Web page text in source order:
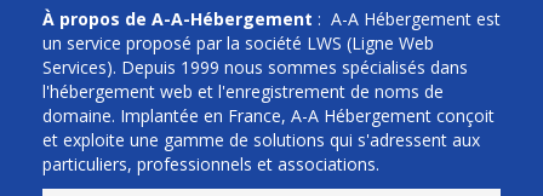
À propos de A-A-Hébergement : A-A Hébergement est
un service proposé par la société LWS (Ligne Web
Services). Depuis 1999 nous sommes spécialisés dans
l'hébergement web et l'enregistrement de noms de
domaine. Implantée en France, A-A Hébergement conçoit
et exploite une gamme de solutions qui s'adressent aux
particuliers, professionnels et associations.